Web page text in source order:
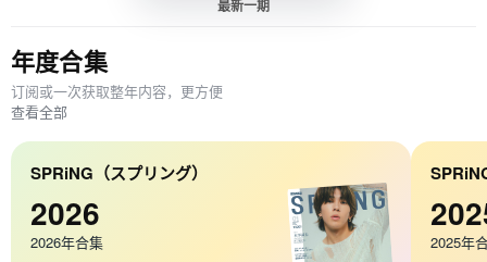
最新一期
年度合集
订阅或一次获取整年内容，更方便
查看全部
SPRiNG（スプリング）
2026
2026年合集 2025年